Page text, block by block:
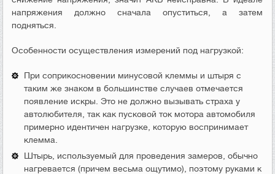
напряжения должно сначала опуститься, а затем
подняться.
Особенности осуществления измерений под нагрузкой:
При соприкосновении минусовой клеммы и штыря с
таким же знаком в большинстве случаев отмечается
появление искры. Это не должно вызывать страха у
автолюбителя, так как пусковой ток мотора автомобиля
примерно идентичен нагрузке, которую воспринимает
клемма.
Штырь, используемый для проведения замеров, обычно
нагревается (причем весьма ощутимо), поэтому руками к